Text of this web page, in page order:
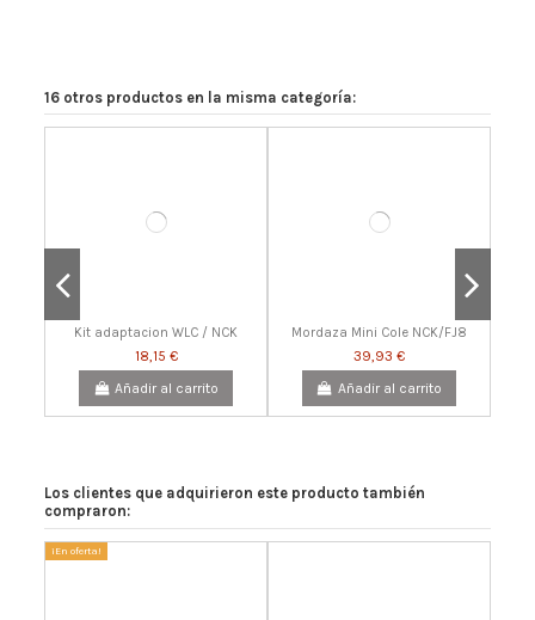
16 otros productos en la misma categoría:
Kit adaptacion WLC / NCK
18,15 €
Añadir al carrito
Mordaza Mini Cole NCK/FJ8
39,93 €
Añadir al carrito
Los clientes que adquirieron este producto también
compraron:
¡En oferta!